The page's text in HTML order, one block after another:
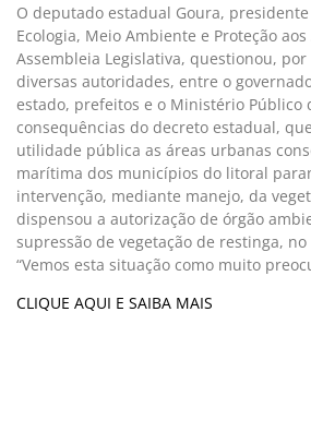
O deputado estadual Goura,
Ecologia, Meio Ambiente e Proteção
Assembleia Legislativa, questionou,
diversas autoridades, entre o
estado, prefeitos e o Ministério Público
consequências do decreto estadual,
utilidade pública as áreas urbanas
marítima dos municípios do litoral
intervenção, mediante manejo, da
dispensou a autorização de órgão
supressão de vegetação de restinga,
“Vemos esta situação como muito
CLIQUE AQUI E SAIBA MAIS